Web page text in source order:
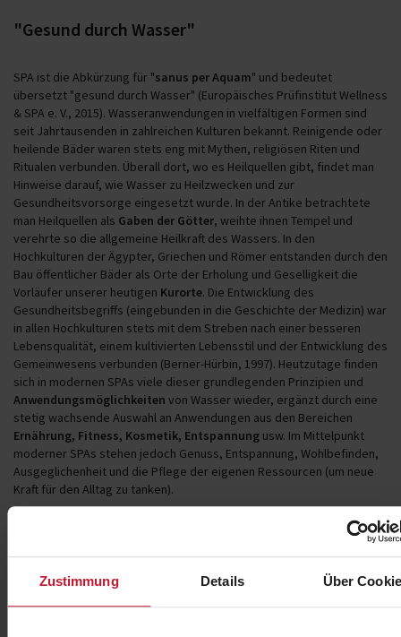
Zustimmung Details Über
"Gesund durch Wasser"
SPA ist die Abkürzung für "sanus per Aquam" und bedeutet
übersetzt "gesund durch Wasser" (Europäisches Prüfinstitut Wellness
& SPA e. V., 2015). Wasseranwendungen in vielfältigen Formen sind
seit Jahrtausenden in zahlreichen Kulturen bekannt. Reinigende oder
heilende Bäder waren stets eng mit Mythen, religiösen Riten und
Ritualen verbunden. Überall dort, wo es Heilquellen gibt, findet man
Hinweise darauf, wie Wasser zu Heilzwecken und zur
Gesundheitsvorsorge eingesetzt wurde. In der Antike betrachtete
man Heilquellen als Gaben der Götter, weihte ihnen Tempel und
verehrte so die allgemeine Heilkraft des Wassers. In den
Hochkulturen der Ägypter, Griechen und Römer entstanden durch den
Bau öffentlicher Bäder als Orte der Erholung und Geselligkeit die
Vorläufer unserer heutigen Kurorte. Die Entwicklung des
Gesundheitsbegriffs (eingebunden in die Geschichte der Medizin) war
in allen Hochkulturen stets mit dem Streben nach einer besseren
Lebensqualität, einem kultivierten Lebensstil und der Entwicklung des
Gemeinwesens verbunden (Berner-Hürbin, 1997). Heutzutage finden
sich in modernen SPAs viele dieser grundlegenden Prinzipien und
Anwendungsmöglichkeiten von Wasser wieder, ergänzt durch eine
stetig wachsende Auswahl an Anwendungen aus den Bereichen
Ernährung, Fitness, Kosmetik, Entspannung usw. Im Mittelpunkt
moderner SPAs stehen jedoch Genuss, Entspannung, Wohlbefinden,
Ausgeglichenheit und die Pflege der eigenen Ressourcen (um neue
Kraft für den Alltag zu tanken).
Differenzierung zwischen SPA-Anlagen und weit